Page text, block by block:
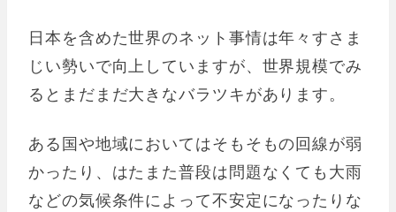
日本を含めた世界のネット事情は年々すさま
じい勢いで向上していますが、世界規模でみ
るとまだまだ大きなバラツキがあります。
ある国や地域においてはそもそもの回線が弱
かったり、はたまた普段は問題なくても大雨
などの気候条件によって不安定になったりな